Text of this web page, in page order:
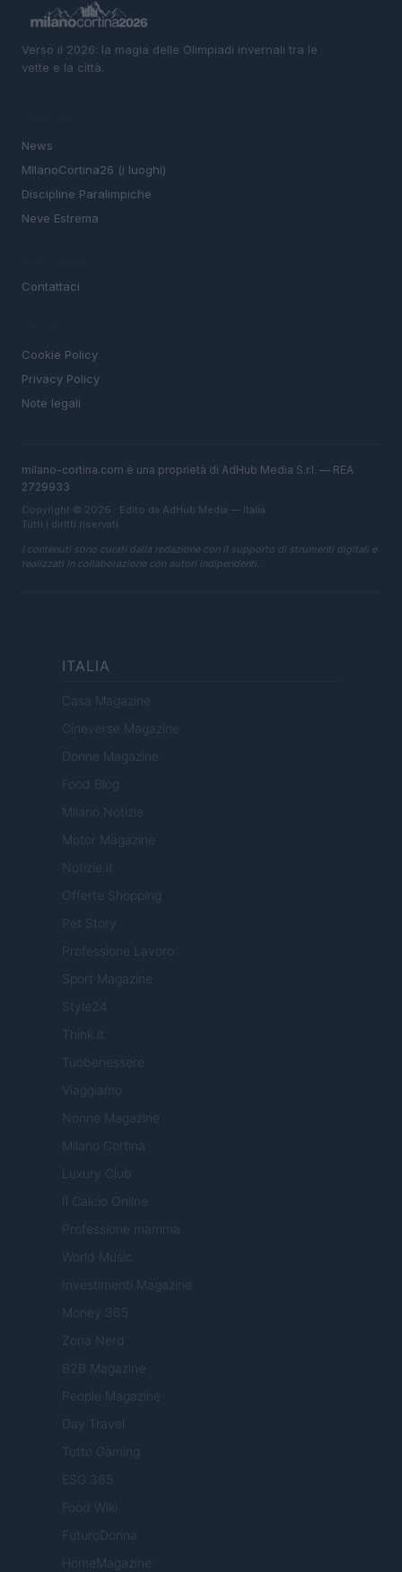
Verso il 2026: la magia delle Olimpiadi invernali tra le
vette e la città.
News
MIlanoCortina26 (i luoghi)
Discipline Paralimpiche
Neve Estrema
Contattaci
Cookie Policy
Privacy Policy
Note legali
milano-cortina.com è una proprietà di AdHub Media S.r.l. — REA
2729933
Copyright © 2026 · Edito da AdHub Media — Italia
Tutti i diritti riservati
I contenuti sono curati dalla redazione con il supporto di strumenti digitali e
realizzati in collaborazione con autori indipendenti.
ITALIA
Casa Magazine
Cineverse Magazine
Donne Magazine
Food Blog
Milano Notizie
Motor Magazine
Notizie.it
Offerte Shopping
Pet Story
Professione Lavoro
Sport Magazine
Style24
Think.it
Tuobenessere
Viaggiamo
Nonne Magazine
Milano Cortina
Luxury Club
Il Calcio Online
Professione mamma
World Music
Investimenti Magazine
Money 365
Zona Nerd
B2B Magazine
People Magazine
Day Travel
Tutto Gaming
ESG 365
Food Wiki
FuturoDonna
HomeMagazine